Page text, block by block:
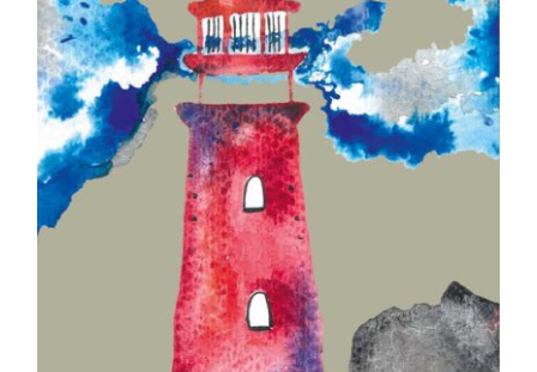
AFEGEIX A LA CISTELLA